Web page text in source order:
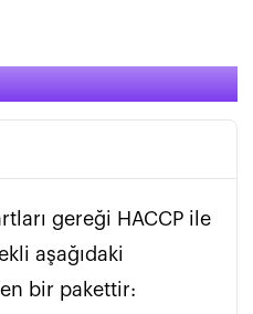
HACCP
gereği HACCP ile
aşağıdaki
bir pakettir: